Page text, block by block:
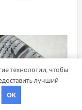
технологии, чтобы
лучший
OK